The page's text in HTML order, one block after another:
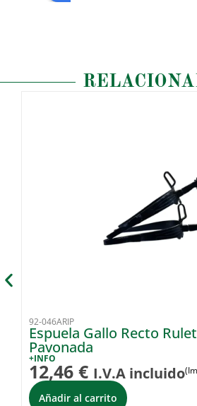
92-046ARIP
Espuela Gallo Recto
Pavonada
+INFO
12,46 € I.V.A incluido
Añadir al carrito